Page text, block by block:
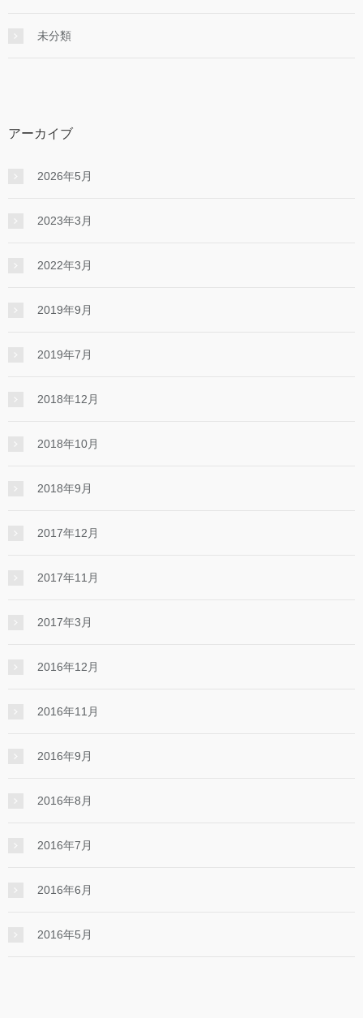
未分類
アーカイブ
2026年5月
2023年3月
2022年3月
2019年9月
2019年7月
2018年12月
2018年10月
2018年9月
2017年12月
2017年11月
2017年3月
2016年12月
2016年11月
2016年9月
2016年8月
2016年7月
2016年6月
2016年5月